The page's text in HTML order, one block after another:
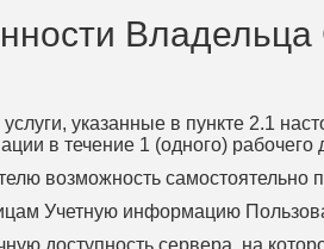
указанные в пункте 2.1
в течение 1 (одного)
возможность
Учетную информацию
доступность сервера, на